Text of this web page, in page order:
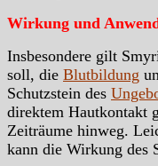
Wirkung und
Insbesondere gilt
soll, die Blutbildung
Schutzstein des
direktem Hautkontakt
Zeiträume hinweg.
kann die Wirkung des